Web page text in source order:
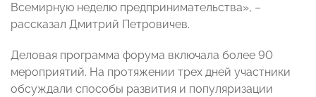
Всемирную неделю предпринимательства», –
рассказал Дмитрий Петровичев.
Деловая программа форума включала более 90
мероприятий. На протяжении трех дней участники
обсуждали способы развития и популяризации